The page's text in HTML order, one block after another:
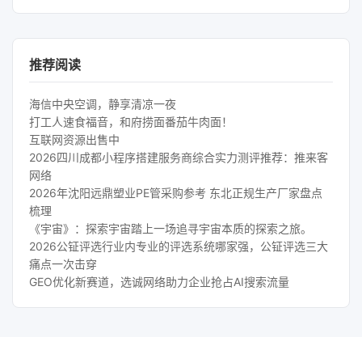
推荐阅读
海信中央空调，静享清凉一夜
打工人速食福音，和府捞面番茄牛肉面！
互联网资源出售中
2026四川成都小程序搭建服务商综合实力测评推荐：推来客
网络
2026年沈阳远鼎塑业PE管采购参考 东北正规生产厂家盘点
梳理
《宇宙》：探索宇宙踏上一场追寻宇宙本质的探索之旅。
2026公钲评选行业内专业的评选系统哪家强，公钲评选三大
痛点一次击穿
GEO优化新赛道，选诚网络助力企业抢占AI搜索流量